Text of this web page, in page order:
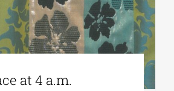
at 4 a.m.